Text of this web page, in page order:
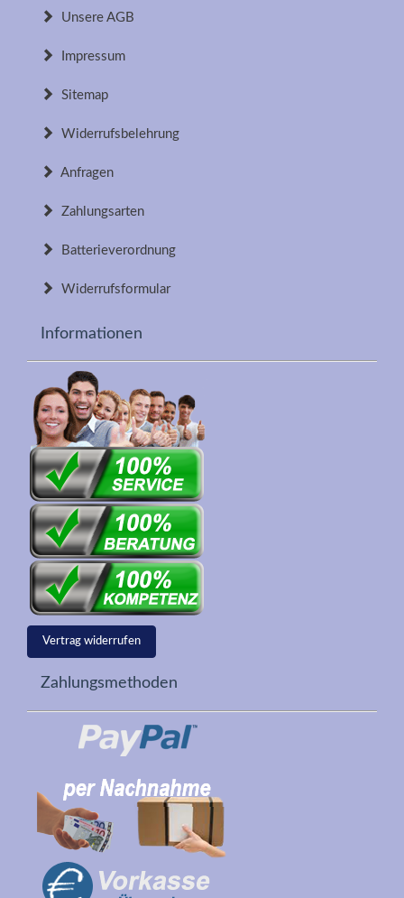
Unsere AGB
Impressum
Sitemap
Widerrufsbelehrung
Anfragen
Zahlungsarten
Batterieverordnung
Widerrufsformular
Informationen
Vertrag widerrufen
Zahlungsmethoden